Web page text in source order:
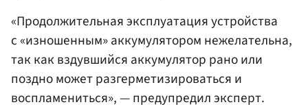
«Продолжительная эксплуатация устройства
с «изношенным» аккумулятором нежелательна,
так как вздувшийся аккумулятор рано или
поздно может разгерметизироваться и
воспламениться», — предупредил эксперт.